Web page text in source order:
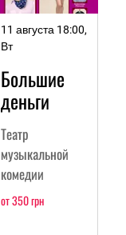
11 августа 18:00,
Вт
Большие
деньги
Театр
музыкальной
комедии
от 350 грн